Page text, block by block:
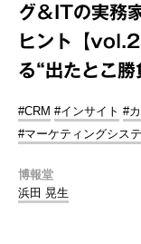
グ＆ITの実務
ヒント【
る“出たとこ
#CRM #インサイト #
#マーケティングシス
博報堂
浜田 晃生